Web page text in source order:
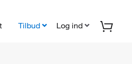
Tilbud Log ind